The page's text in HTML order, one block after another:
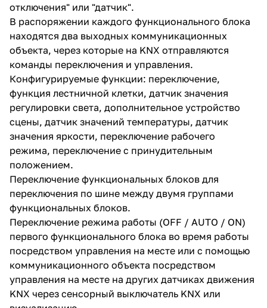
отключения" или "датчик".
В распоряжении каждого функционального блока
находятся два выходных коммуникационных
объекта, через которые на KNX отправляются
команды переключения и управления.
Конфигурируемые функции: переключение,
функция лестничной клетки, датчик значения
регулировки света, дополнительное устройство
сцены, датчик значений температуры, датчик
значения яркости, переключение рабочего
режима, переключение с принудительным
положением.
Переключение функциональных блоков для
переключения по шине между двумя группами
функциональных блоков.
Переключение режима работы (OFF / AUTO / ON)
первого функционального блока во время работы
посредством управления на месте или с помощью
коммуникационного объекта посредством
управления на месте на других датчиках движения
KNX через сенсорный выключатель KNX или